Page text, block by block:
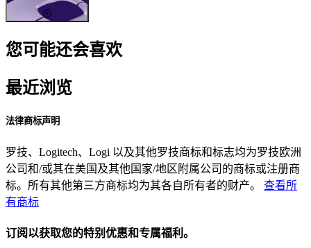
您可能还会喜欢
最近浏览
法律商标声明
罗技、Logitech、Logi 以及其他罗技商标和标志均为罗技欧洲
公司和/或其在美国及其他国家/地区附属公司的商标或注册商
标。所有其他第三方商标均为其各自所有者的财产。 查看所
有商标
订阅以获取您的特别优惠和专属福利。